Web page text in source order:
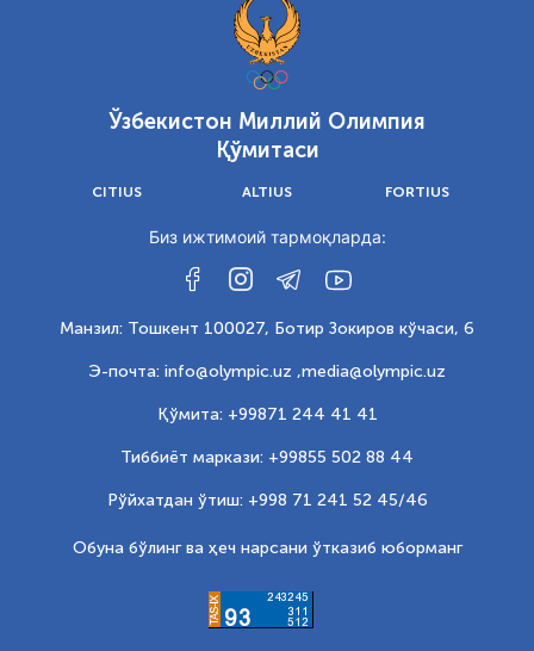
Ўзбекистон Миллий Олимпия
Қўмитаси
CITIUS ALTIUS FORTIUS
Биз ижтимоий тармоқларда:
Манзил: Тошкент 100027, Ботир Зокиров кўчаси, 6
Э-почта: info@olympic.uz ,media@olympic.uz
Қўмита: +99871 244 41 41
Тиббиёт маркази: +99855 502 88 44
Рўйхатдан ўтиш: +998 71 241 52 45/46
Обуна бўлинг ва ҳеч нарсани ўтказиб юборманг